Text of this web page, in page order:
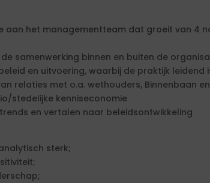
aan het managementteam dat groeit van 4
samenwerking binnen en buiten de
en uitvoering, waarbij de praktijk leidend
relaties met o.a. wethouders, Binnenbaan
stedelijke kenniseconomie
en vertalen naar beleidsontwikkeling
sterk;